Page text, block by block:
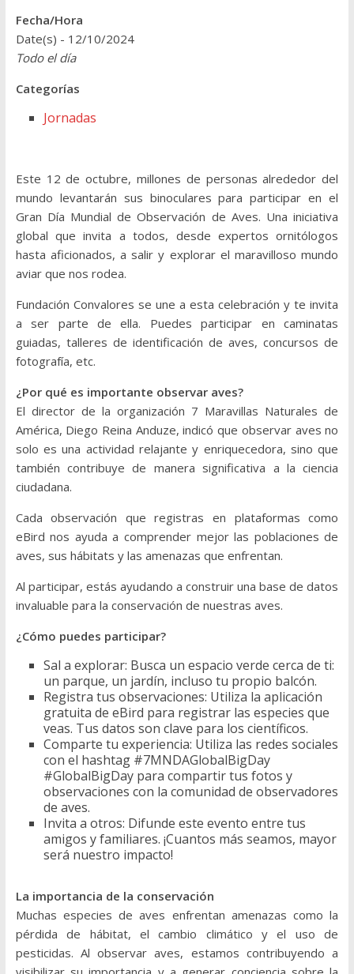
Fecha/Hora
Date(s) - 12/10/2024
Todo el día
Categorías
Jornadas
Este 12 de octubre, millones de personas alrededor del
mundo levantarán sus binoculares para participar en el
Gran Día Mundial de Observación de Aves. Una iniciativa
global que invita a todos, desde expertos ornitólogos
hasta aficionados, a salir y explorar el maravilloso mundo
aviar que nos rodea.
Fundación Convalores se une a esta celebración y te invita
a ser parte de ella. Puedes participar en caminatas
guiadas, talleres de identificación de aves, concursos de
fotografía, etc.
¿Por qué es importante observar aves?
El director de la organización 7 Maravillas Naturales de
América, Diego Reina Anduze, indicó que observar aves no
solo es una actividad relajante y enriquecedora, sino que
también contribuye de manera significativa a la ciencia
ciudadana.
Cada observación que registras en plataformas como
eBird nos ayuda a comprender mejor las poblaciones de
aves, sus hábitats y las amenazas que enfrentan.
Al participar, estás ayudando a construir una base de datos
invaluable para la conservación de nuestras aves.
¿Cómo puedes participar?
Sal a explorar: Busca un espacio verde cerca de ti:
un parque, un jardín, incluso tu propio balcón.
Registra tus observaciones: Utiliza la aplicación
gratuita de eBird para registrar las especies que
veas. Tus datos son clave para los científicos.
Comparte tu experiencia: Utiliza las redes sociales
con el hashtag #7MNDAGlobalBigDay
#GlobalBigDay para compartir tus fotos y
observaciones con la comunidad de observadores
de aves.
Invita a otros: Difunde este evento entre tus
amigos y familiares. ¡Cuantos más seamos, mayor
será nuestro impacto!
La importancia de la conservación
Muchas especies de aves enfrentan amenazas como la
pérdida de hábitat, el cambio climático y el uso de
pesticidas. Al observar aves, estamos contribuyendo a